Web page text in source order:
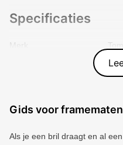
Specificaties
Merk
Gids voor framematen
Als je een bril draagt ​​en al